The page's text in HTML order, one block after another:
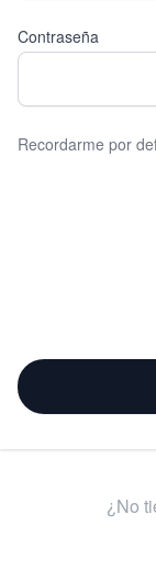
Contraseña
Recordarme por
¿No